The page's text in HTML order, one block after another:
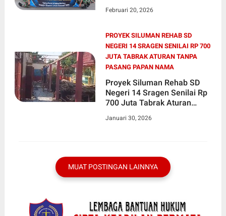
Februari 20, 2026
PROYEK SILUMAN REHAB SD
NEGERI 14 SRAGEN SENILAI RP 700
JUTA TABRAK ATURAN TANPA
PASANG PAPAN NAMA
Proyek Siluman Rehab SD
Negeri 14 Sragen Senilai Rp
700 Juta Tabrak Aturan
Januari 30, 2026
MUAT POSTINGAN LAINNYA